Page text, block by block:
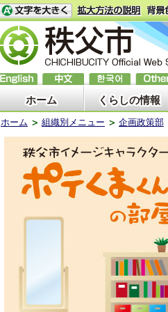
ホーム くらしの情報
ホーム 組織別メニュー 企画政策部